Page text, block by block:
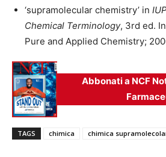
‘supramolecular chemistry’ in
Chemical Terminology, 3rd ed.
Pure and Applied Chemistry;
Abbonati a NCF
TAGS chimica chimica